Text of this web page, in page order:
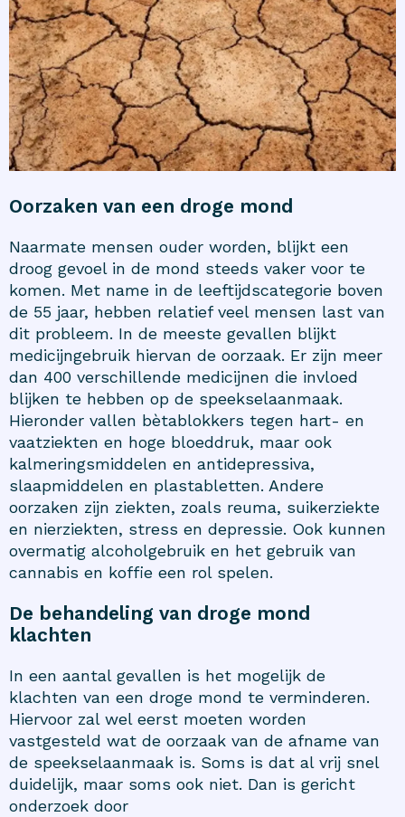
Oorzaken van een droge mond
Naarmate mensen ouder worden, blijkt een
droog gevoel in de mond steeds vaker voor te
komen. Met name in de leeftijdscategorie boven
de 55 jaar, hebben relatief veel mensen last van
dit probleem. In de meeste gevallen blijkt
medicijngebruik hiervan de oorzaak. Er zijn meer
dan 400 verschillende medicijnen die invloed
blijken te hebben op de speekselaanmaak.
Hieronder vallen bètablokkers tegen hart- en
vaatziekten en hoge bloeddruk, maar ook
kalmeringsmiddelen en antidepressiva,
slaapmiddelen en plastabletten. Andere
oorzaken zijn ziekten, zoals reuma, suikerziekte
en nierziekten, stress en depressie. Ook kunnen
overmatig alcoholgebruik en het gebruik van
cannabis en koffie een rol spelen.
De behandeling van droge mond
klachten
In een aantal gevallen is het mogelijk de
klachten van een droge mond te verminderen.
Hiervoor zal wel eerst moeten worden
vastgesteld wat de oorzaak van de afname van
de speekselaanmaak is. Soms is dat al vrij snel
duidelijk, maar soms ook niet. Dan is gericht
onderzoek door